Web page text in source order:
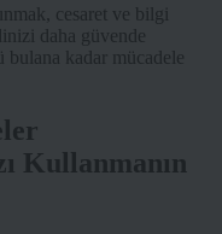
cesaret ve bilgi
daha güvende
kadar mücadele
Kullanmanın